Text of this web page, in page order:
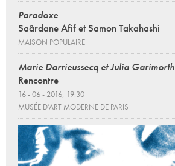
Paradoxe
Saârdane Afif et Samon Takahashi
MAISON POPULAIRE
Marie Darrieussecq et Julia Garimorth
Rencontre
16 - 06 - 2016, 19:30
MUSÉE D’ART MODERNE DE PARIS